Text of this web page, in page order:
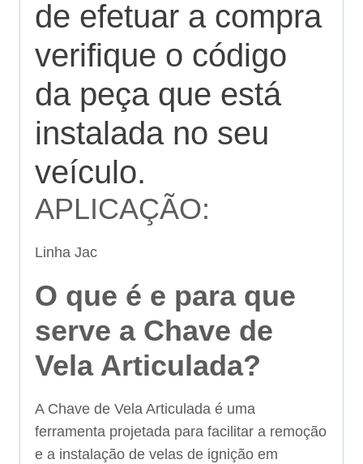
de efetuar a compra
verifique o código
da peça que está
instalada no seu
veículo.
APLICAÇÃO:
Linha Jac
O que é e para que
serve a Chave de
Vela Articulada?
A Chave de Vela Articulada é uma
ferramenta projetada para facilitar a remoção
e a instalação de velas de ignição em